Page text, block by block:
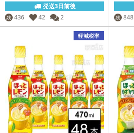
発送3日前後
残 436 42 2 残 848
軽減税率